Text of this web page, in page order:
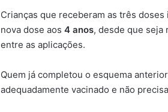
Crianças que receberam as três
nova dose aos4 anos, desde que
entre as aplicações.
Quem já completou o esquema
adequadamente vacinado e não